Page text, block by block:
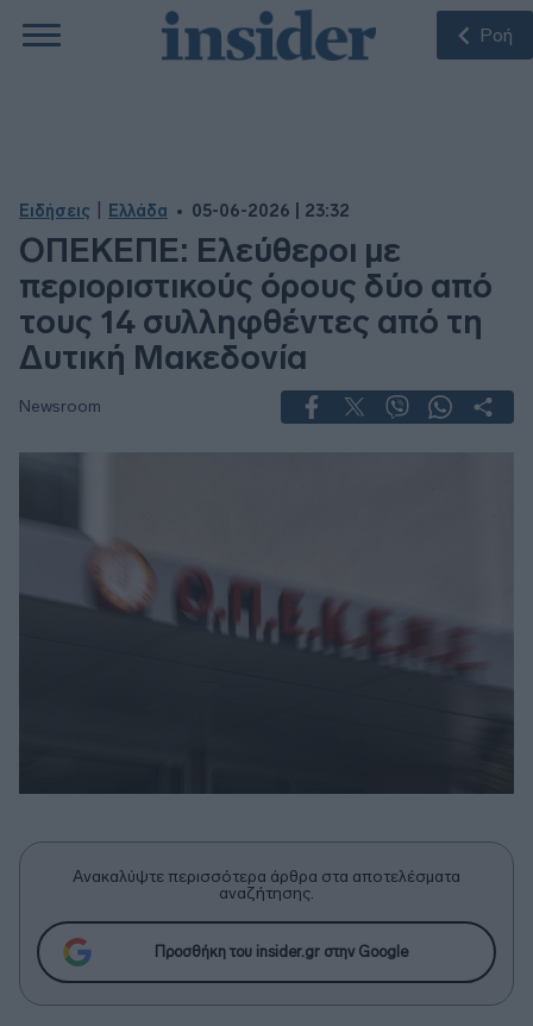
Ροή
Ειδήσεις Ελλάδα 05-06-2026 | 23:32
ΟΠΕΚΕΠΕ: Ελεύθεροι με
περιοριστικούς όρους δύο από
τους 14 συλληφθέντες από τη
Δυτική Μακεδονία
Newsroom
Ανακαλύψτε περισσότερα άρθρα στα αποτελέσματα
αναζήτησης.
Προσθήκη του insider.gr στην Google